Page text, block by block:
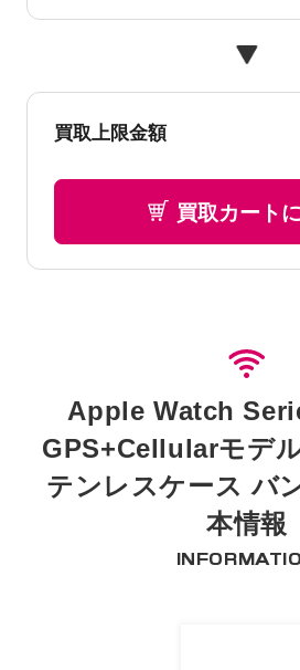
買取上限金額
買取カート
Apple Watch
GPS+Cellularモデ
テンレスケース バ
本情報